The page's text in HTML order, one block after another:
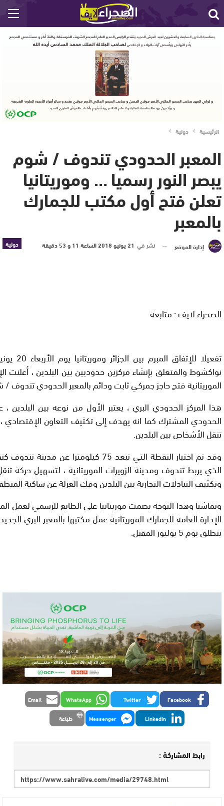
الرئيسية دولية
المعبر الحدودي تندوف / شوم
يبصر النور رسميا … وموريتانيا
تعلن فتح أول مكتب للجمارك
بالمعبر
دولية إدارة الموقع نشر في 21 يونيو 2018 الساعة 11 و 53 دقيقة
الصحراء لايف : متابعة
نواكشوط والمتعلق بإنشاء مركزين حدوديين بين البلدين ، أعلنت
الموريتانية فتح حاجز جمركي ثابت ودائم بالمعبر الحدودي تندوف
هذا المركز الحدودي البري ، يعتبر الأول من نوعه بين
الحدودي المشترك كما انه يهدف إلى تكثيف التعاون
تنقل الأشخاص بين البلدين.
وقد تم اختيار النقطة التي تبعد 75 كيلومترا
الذي يربط تندوف ومدينة الزويرات الموريتانية ، لتسهيل حركة
وتكثيف التبادلات التجارية بين البلدين وفك العزلة عن ساكنة
وتماشيا وهذا التوجه بصمت موريتانيا على الطابع للرسمي لعمل
الإدارة العامة للجمارك الموريتانية عمل مكتبها بالمعبر البري
ينطلق يوم 5 يوليوز المقبل.
Facebook
Twitter
WhatsApp
Email
LinkedIn
Messenger طباعة
رابط المشاركة :